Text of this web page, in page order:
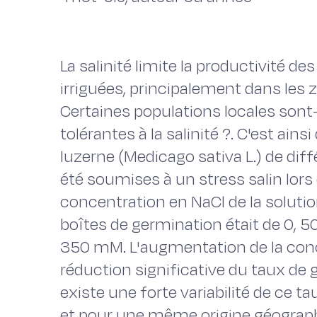
La salinité limite la productivité
irriguées, principalement dans les
Certaines populations locales
tolérantes à la salinité ?. C'est
luzerne (Medicago sativa L.) de
été soumises à un stress salin
concentration en NaCl de la
boîtes de germination était de 0,
350 mM. L'augmentation de la
réduction significative du taux de
existe une forte variabilité de ce